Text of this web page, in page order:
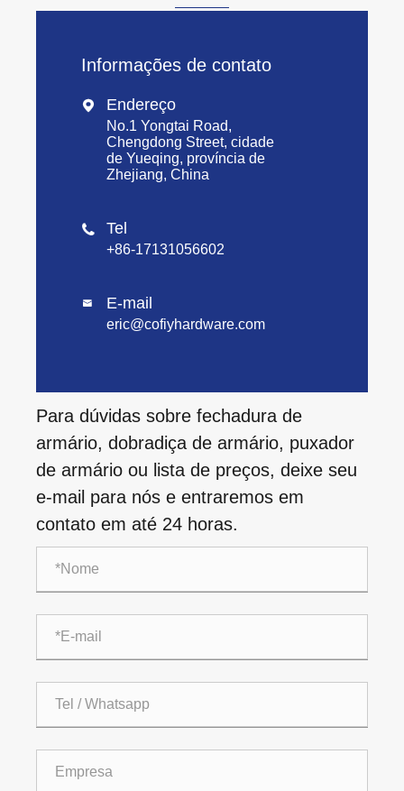
Informações de contato
 Endereço
No.1 Yongtai Road,
Chengdong Street, cidade
de Yueqing, província de
Zhejiang, China
 Tel
+86-17131056602
 E-mail
eric@cofiyhardware.com
Para dúvidas sobre fechadura de
armário, dobradiça de armário, puxador
de armário ou lista de preços, deixe seu
e-mail para nós e entraremos em
contato em até 24 horas.